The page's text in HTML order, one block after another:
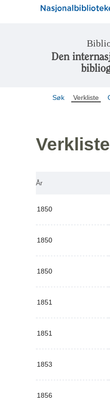
Den
Søk Verkliste
Verkliste
År
1850
1850
1850
1851
1851
1853
1856